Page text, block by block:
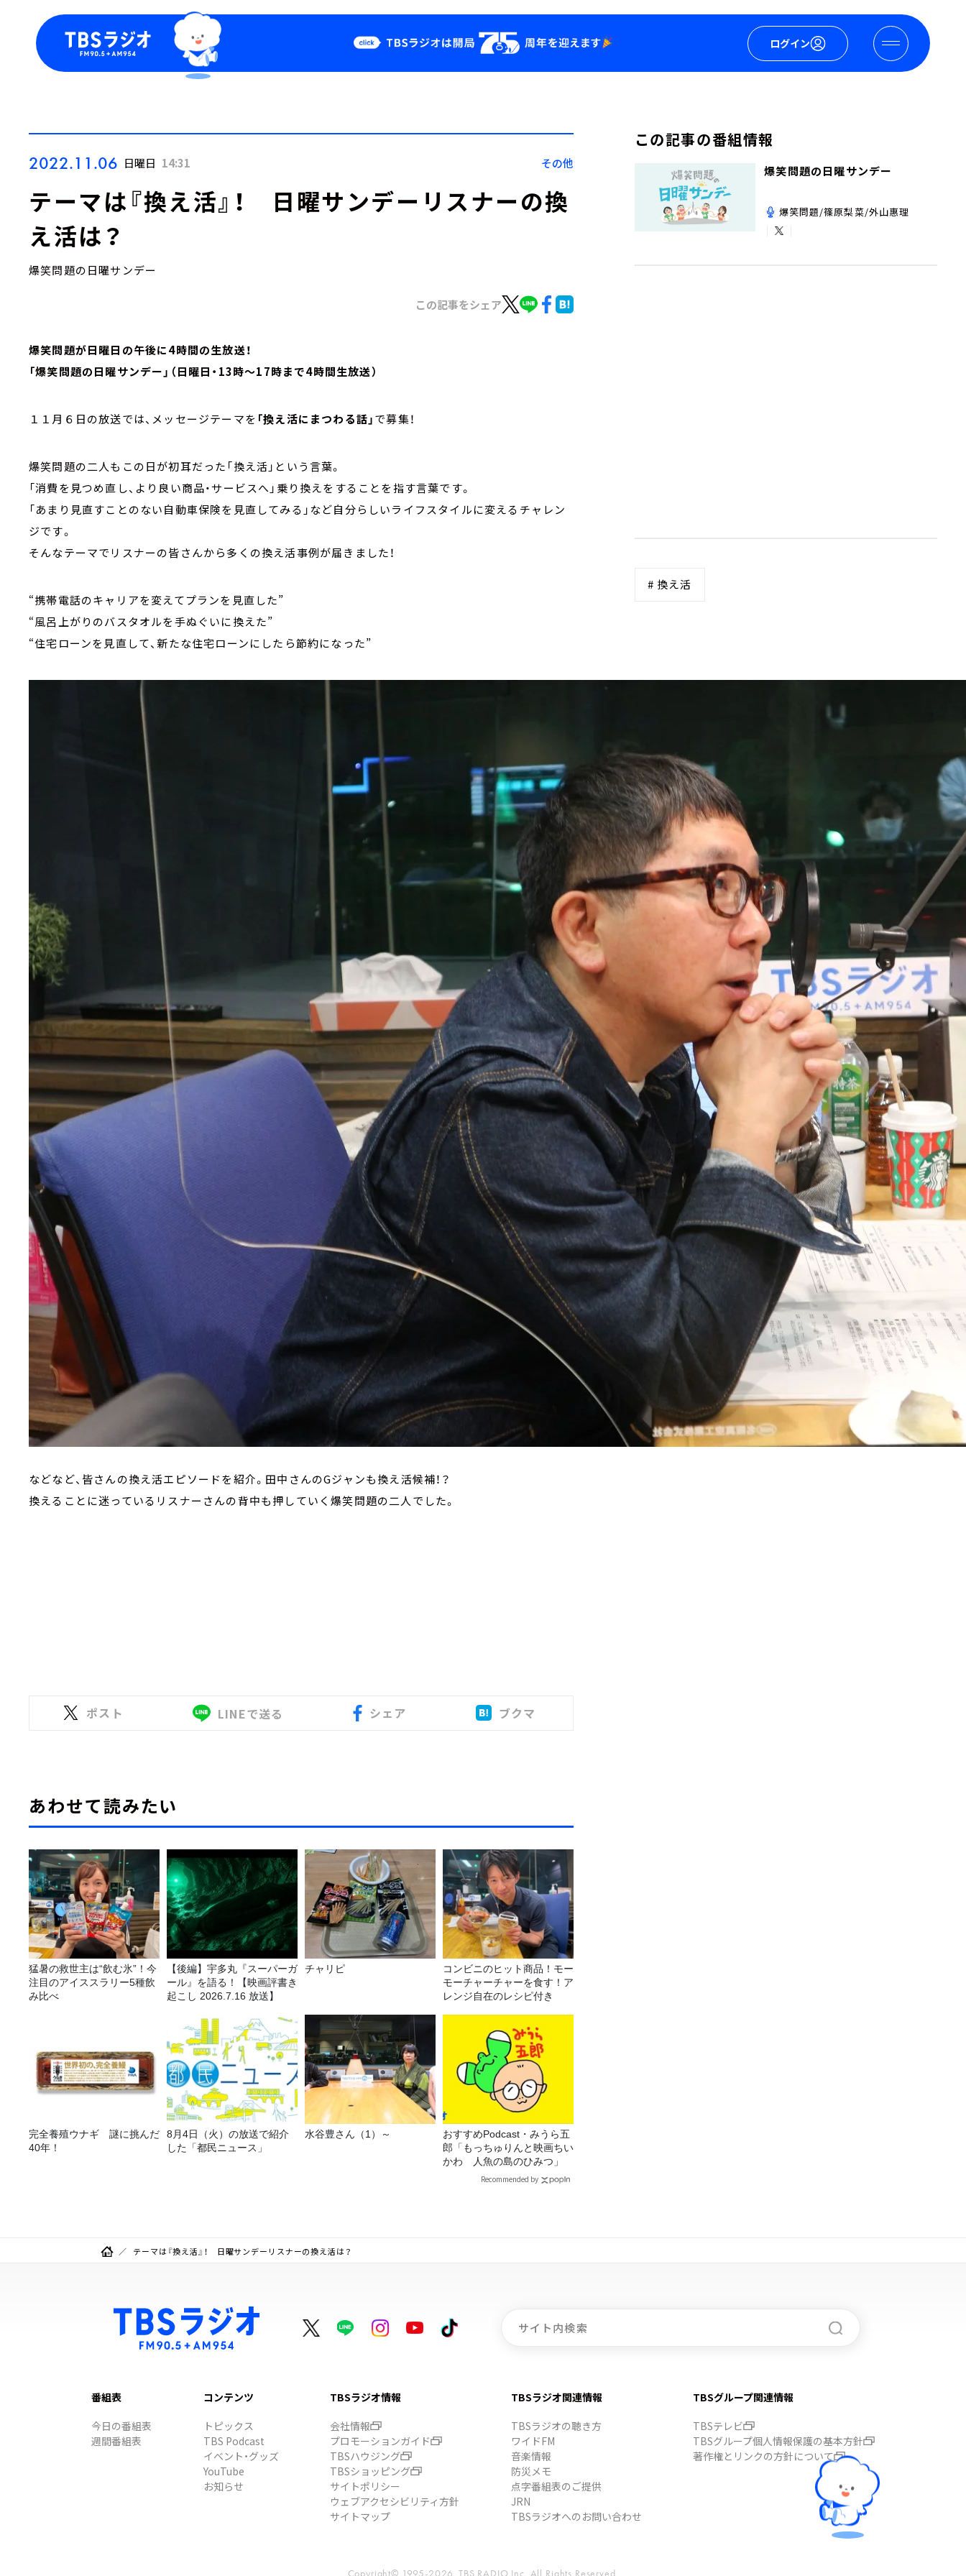
ログイン
Podcast
YouTube
2022.11.06 日曜日 14:31 その他
テーマは『換え活』！ 日曜サンデーリスナーの換
え活は？
爆笑問題の日曜サンデー
この記事をシェア
爆笑問題が日曜日の午後に4時間の生放送！
「爆笑問題の日曜サンデー」（日曜日・13時～17時まで4時間生放送）
１１月６日の放送では、メッセージテーマを 「換え活にまつわる話」で募集！
爆笑問題の二人もこの日が初耳だった「換え活」という言葉。
「消費を見つめ直し、より良い商品・サービスへ」乗り換えをすることを指す言葉です。
「あまり見直すことのない自動車保険を見直してみる」など自分らしいライフスタイルに変えるチャレン
ジです。
そんなテーマでリスナーの皆さんから多くの換え活事例が届きました！
“携帯電話のキャリアを変えてプランを見直した”
“風呂上がりのバスタオルを手ぬぐいに換えた”
“住宅ローンを見直して、新たな住宅ローンにしたら節約になった”
などなど、皆さんの換え活エピソードを紹介。田中さんのGジャンも換え活候補！？
換えることに迷っているリスナーさんの背中も押していく爆笑問題の二人でした。
ポスト LINEで送る シェア ブクマ
あわせて読みたい
猛暑の救世主は“飲む氷”！今
注目のアイススラリー5種飲
み比べ
【後編】宇多丸『スーパーガ
ール』を語る！【映画評書き
起こし 2026.7.16 放送】
チャリピ
コンビニのヒット商品！モー
モーチャーチャーを食す！ア
レンジ自在のレシピ付き
完全養殖ウナギ 謎に挑んだ
40年！
8月4日（火）の放送で紹介
した「都民ニュース」
水谷豊さん（1）～
おすすめPodcast・みうら五
郎「もっちゅりんと映画ちい
かわ 人魚の島のひみつ」
Recommended by
この記事の番組情報
爆笑問題の日曜サンデー
爆笑問題/篠原梨菜/外山惠理
# 換え活
テーマは『換え活』！ 日曜サンデーリスナーの換え活は？
番組表
今日の番組表
週間番組表
コンテンツ
トピックス
TBS Podcast
イベント・グッズ
YouTube
お知らせ
TBSラジオ情報
会社情報
プロモーションガイド
TBSハウジング
TBSショッピング
サイトポリシー
ウェブアクセシビリティ方針
サイトマップ
TBSラジオ関連情報
TBSラジオの聴き方
ワイドFM
音楽情報
防災メモ
点字番組表のご提供
JRN
TBSラジオへのお問い合わせ
TBSグループ関連情報
TBSテレビ
TBSグループ個人情報保護の基本方針
著作権とリンクの方針について
Copyright© 1995-2026, TBS RADIO,Inc. All Rights Reserved.